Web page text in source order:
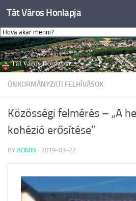
Skip to content
Tát Város Honlapja
ÖNKORMÁNYZATI FELHÍVÁSOK
Közösségi felmérés – „A
kohézió erősítése”
BY ADMIN · 2019-03-22